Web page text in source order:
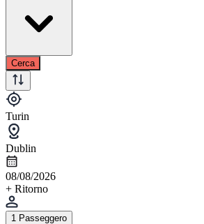
Cerca
Turin
Dublin
08/08/2026
+ Ritorno
1 Passeggero